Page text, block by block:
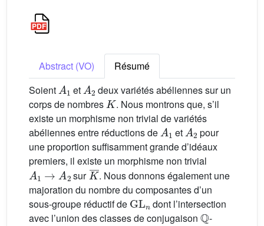
Abstract (VO)
Résumé
Soient
A1
et
A2
deux variétés abéliennes sur un
corps de nombres
K
. Nous montrons que, s’il
existe un morphisme non trivial de variétés
abéliennes entre réductions de
A1
et
A2
pour
une proportion suffisamment grande d’idéaux
premiers, il existe un morphisme non trivial
A1→A2
sur
K¯
. Nous donnons également une
majoration du nombre du composantes d’un
sous-groupe réductif de
GLn
dont l’intersection
avec l’union des classes de conjugaison
ℚ
-